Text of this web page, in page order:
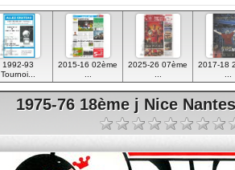
1992-93
Tournoi...
2015-16 02ème
2025-26 07ème
2017-18
1975-76 18ème j Nice